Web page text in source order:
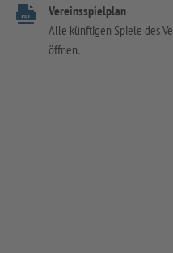
Vereinsspielplan
Alle künftigen Spiele des
öffnen.